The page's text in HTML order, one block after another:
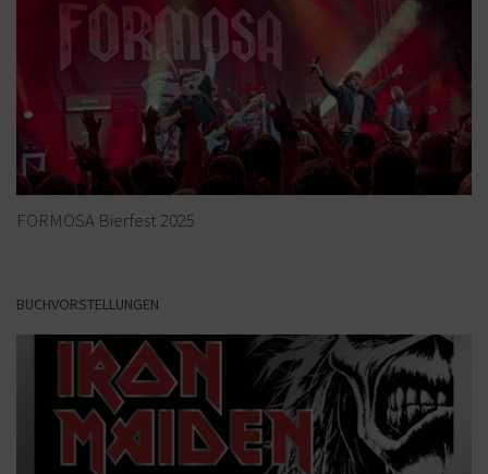
FORMOSA Bierfest 2025
BUCHVORSTELLUNGEN